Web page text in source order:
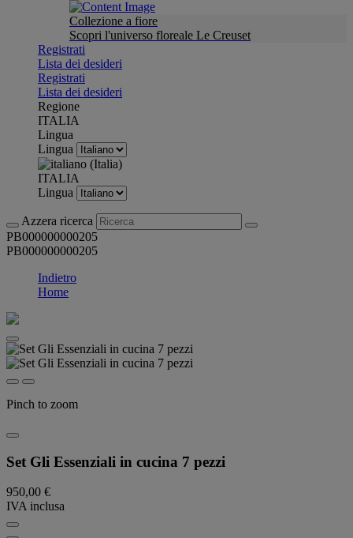
Collezione a fiore
Scopri l'universo floreale Le Creuset
Registrati
Lista dei desideri
Registrati
Lista dei desideri
Regione
ITALIA
Lingua
Lingua
ITALIA
Lingua
Azzera ricerca
PB000000000205
PB000000000205
Indietro
Home
Pinch to zoom
Set Gli Essenziali in cucina 7 pezzi
950,00 €
IVA inclusa